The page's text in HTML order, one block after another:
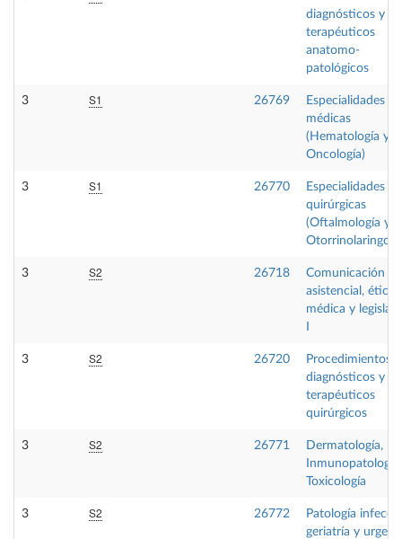
diagnósticos y
terapéuticos
anatomo-
patológicos
3 S1 26769
Especialidades
médicas
(Hematología y
Oncología)
3 S1 26770
Especialidades
quirúrgicas
(Oftalmología y
3 S2 26718
Comunicación
asistencial, ética
médica y
3 S2 26720
Procedimientos
diagnósticos y
terapéuticos
quirúrgicos
3 S2 26771
Dermatología,
Inmunopatología
Toxicología
3 S2 26772
Patología
geriatría y